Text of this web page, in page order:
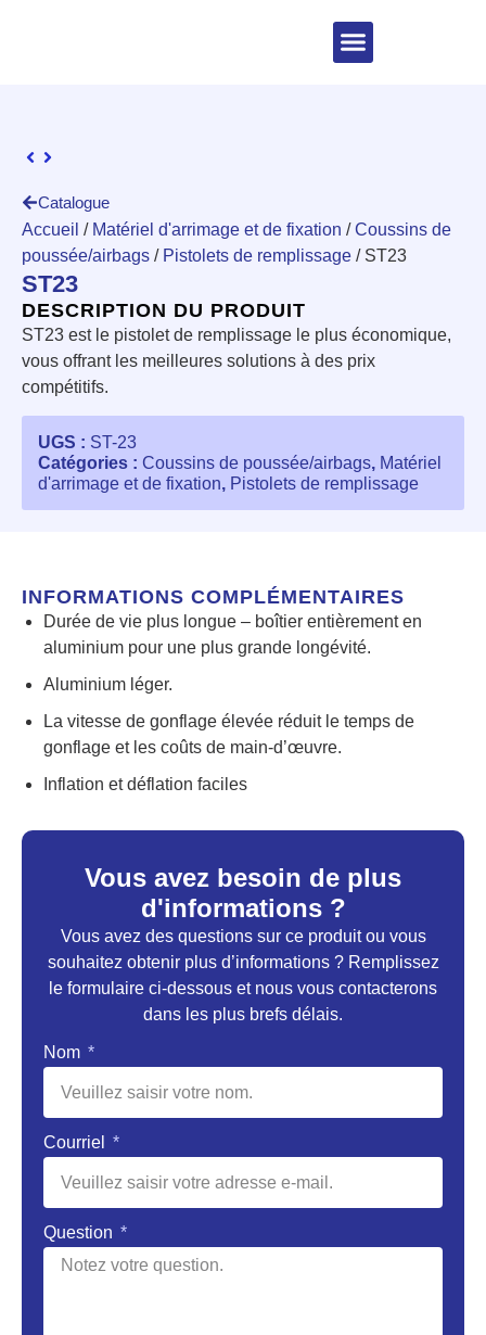
Catalogue
Accueil / Matériel d'arrimage et de fixation /Coussins de
poussée/airbags / Pistolets de remplissage / ST23
ST23
DESCRIPTION DU PRODUIT
ST23 est le pistolet de remplissage le plus économique,
vous offrant les meilleures solutions à des prix
compétitifs.
UGS : ST-23
Catégories : Coussins de poussée/airbags, Matériel
d'arrimage et de fixation, Pistolets de remplissage
Vous avez besoin de plus
d'informations ?
Vous avez des questions sur ce produit ou vous
souhaitez obtenir plus d’informations ? Remplissez
le formulaire ci-dessous et nous vous contacterons
dans les plus brefs délais.
Nom
Courriel
Question
INFORMATIONS COMPLÉMENTAIRES
Durée de vie plus longue – boîtier entièrement en
aluminium pour une plus grande longévité.
Aluminium léger.
La vitesse de gonflage élevée réduit le temps de
gonflage et les coûts de main-d’œuvre.
Inflation et déflation faciles